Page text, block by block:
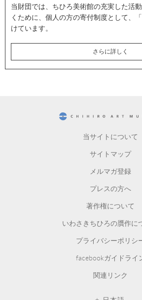
当財団では、ちひろ美術館の充実した活
くために、個人の方の寄付制度として、
けています。
さらに詳しく
当サイトについて
サイトマップ
メルマガ登録
プレスの方へ
著作権について
いわさきちひろの贋作に
プライバシーポリシ
facebookガイドライ
関連リンク